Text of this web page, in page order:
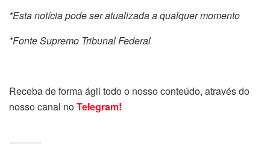
*Esta notícia pode ser atualizada a qualquer momento
*Fonte Supremo Tribunal Federal
Receba de forma ágil todo o nosso conteúdo, através do
nosso canal noTelegram!